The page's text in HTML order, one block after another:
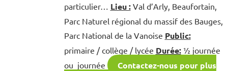
particulier… Lieu :Val d’Arly, Beaufortain,
Parc Naturel régional du massif des Bauges,
Parc National de la Vanoise Public:
primaire / collège / lycée Durée:½ journée
ou journée
Contactez-nous pour plus